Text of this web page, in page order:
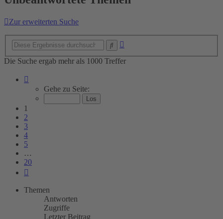
Zur erweiterten Suche
Die Suche ergab mehr als 1000 Treffer
von
Gehe zu Seite:
1
2
3
4
5
…
20
Themen
Antworten
Zugriffe
Letzter Beitrag